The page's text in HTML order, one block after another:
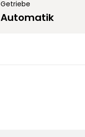
Getriebe
Automatik